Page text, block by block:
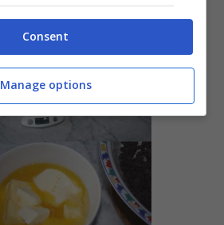
Consent
Manage options